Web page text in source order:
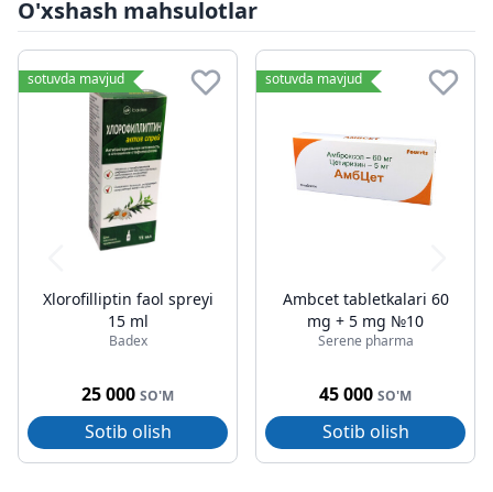
O'xshash mahsulotlar
sotuvda mavjud
Xlorofilliptin faol spreyi
15 ml
Badex
25 000 SO'M
Sotib olish
sotuvda mavjud
Ambcet tabletkalari 60
mg + 5 mg №10
Serene pharma
45 000 SO'M
Sotib olish